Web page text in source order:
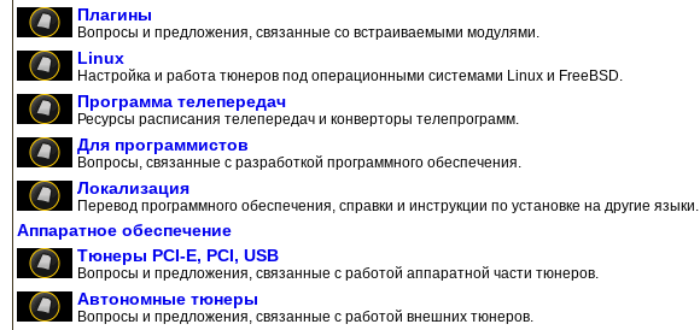
Плагины
Вопросы и предложения, связанные со встраиваемыми модулями.
Linux
Настройка и работа тюнеров под операционными системами Linux и FreeBSD.
Программа телепередач
Ресурсы расписания телепередач и конверторы телепрограмм.
Для программистов
Вопросы, связанные с разработкой программного обеспечения.
Локализация
Перевод программного обеспечения, справки и инструкции по установке на другие языки.
Аппаратное обеспечение
Тюнеры PCI-E, PCI, USB
Вопросы и предложения, связанные с работой аппаратной части тюнеров.
Автономные тюнеры
Вопросы и предложения, связанные с работой внешних тюнеров.